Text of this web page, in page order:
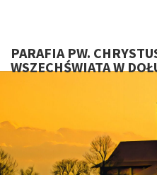
PARAFIA PW.
WSZECHŚWIATA W